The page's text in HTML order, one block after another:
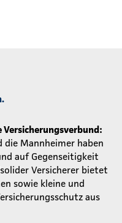
die Mannheimer haben
auf Gegenseitigkeit
Versicherer bietet
sowie kleine und
aus